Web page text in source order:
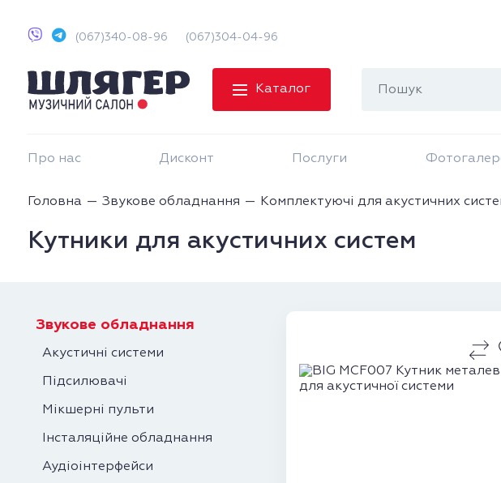
(067)340-08-96 (067)304-04-96
Каталог
Про нас Дисконт Послуги
Головна Звукове обладнання Комплектуючі для акустичних
Кутники для акустичних систем
Звукове обладнання
Акустичні системи
Підсилювачі
Мікшерні пульти
Інсталяційне обладнання
Аудіоінтерфейси